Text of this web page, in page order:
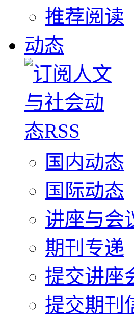
推荐阅读
动态
国内动态
国际动态
讲座与会
期刊专递
提交讲座
提交期刊